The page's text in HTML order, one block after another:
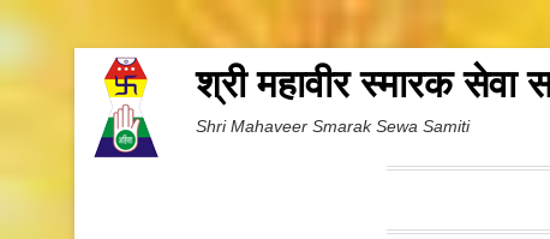
श्री महावीर स्मारक सेवा
Shri Mahaveer Smarak Sewa Samiti